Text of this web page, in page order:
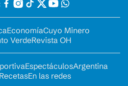
EconomíaCuyo Minero
VerdeRevista OH
EspectáculosArgentina
RecetasEn las redes